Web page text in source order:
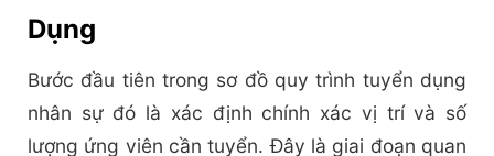
Dụng
Bước đầu tiên trong sơ đồ quy trình tuyển dụng
nhân sự đó là xác định chính xác vị trí và số
lượng ứng viên cần tuyển. Đây là giai đoạn quan